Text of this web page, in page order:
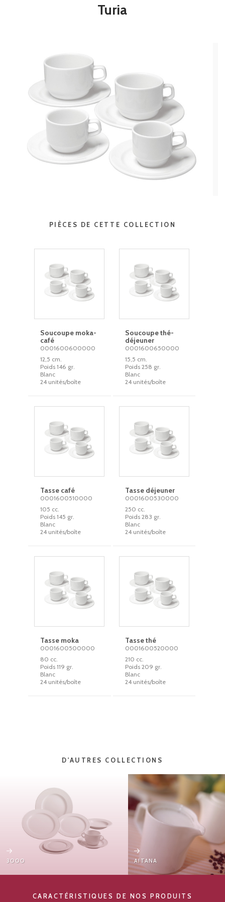
Turia
PIÈCES DE CETTE COLLECTION
Soucoupe moka-
café
0001600600000
12,5 cm.
Poids 146 gr.
Blanc
24 unités/boîte
Soucoupe thé-
déjeuner
0001600650000
15,5 cm.
Poids 258 gr.
Blanc
24 unités/boîte
Tasse café
0001600510000
105 cc.
Poids 145 gr.
Blanc
24 unités/boîte
Tasse déjeuner
0001600530000
250 cc.
Poids 283 gr.
Blanc
24 unités/boîte
Tasse moka
0001600500000
80 cc.
Poids 119 gr.
Blanc
24 unités/boîte
Tasse thé
0001600520000
210 cc.
Poids 209 gr.
Blanc
24 unités/boîte
D'AUTRES COLLECTIONS
3000 AITANA
CARACTÉRISTIQUES DE NOS PRODUITS